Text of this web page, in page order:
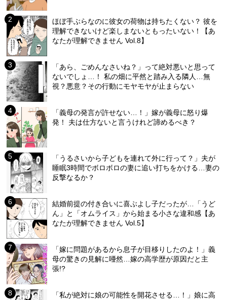
ほぼ手ぶらなのに彼女の荷物は持ちたくない？ 彼を
理解できないけど楽しまないともったいない！【あ
なたが理解できません Vol.8】
「あら、ごめんなさいね？」って絶対悪いと思って
ないでしょ…！ 私の畑に平然と踏み入る隣人…無
視？悪意？その行動にモヤモヤが止まらない
「義母の発言が許せない…！」嫁が義母に怒り爆
発！ 夫は仕方ないと言うけれど諦めるべき？
「うるさいから子どもを連れて外に行って？」夫が
睡眠3時間でボロボロの妻に追い打ちをかける…妻の
反撃なるか？
結婚前提の付き合いに喜ぶよし子だったが…「うど
ん」と「オムライス」から始まる小さな違和感【あ
なたが理解できません Vol.5】
「嫁に問題があるから息子が目移りしたのよ！」義
母の驚きの見解に唖然…嫁の高学歴が原因だと主
張!?
「私が絶対に娘の可能性を開花させる…！」娘に高